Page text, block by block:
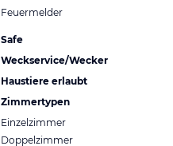
Feuermelder
Safe
Weckservice/Wecker
Haustiere erlaubt
Zimmertypen
Einzelzimmer
Doppelzimmer